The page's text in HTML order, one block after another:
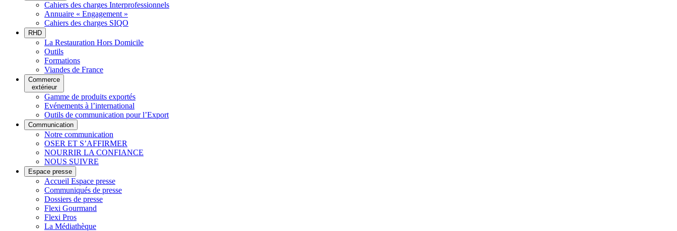
Cahiers des charges Interprofessionnels
Annuaire « Engagement »
Cahiers des charges SIQO
RHD
La Restauration Hors Domicile
Outils
Formations
Viandes de France
Commerce
extérieur
Gamme de produits exportés
Evénements à l’international
Outils de communication pour l’Export
Communication
Notre communication
OSER ET S’AFFIRMER
NOURRIR LA CONFIANCE
NOUS SUIVRE
Espace presse
Accueil Espace presse
Communiqués de presse
Dossiers de presse
Flexi Gourmand
Flexi Pros
La Médiathèque